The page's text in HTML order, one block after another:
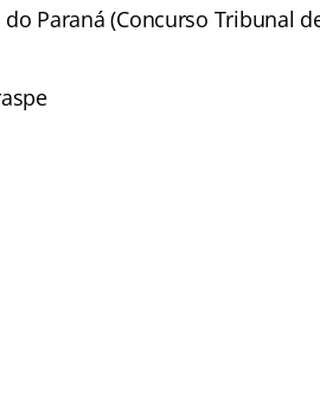
Paraná (Concurso Tribunal